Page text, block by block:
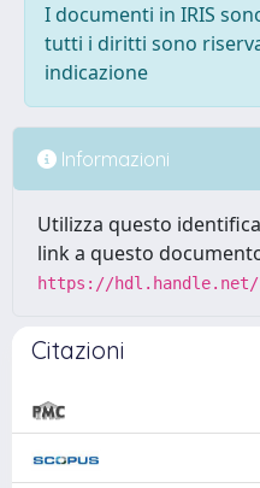
I documenti in IRIS
tutti i diritti sono
indicazione
Informazioni
Utilizza questo
link a questo
https://hdl.handle.net/
Citazioni